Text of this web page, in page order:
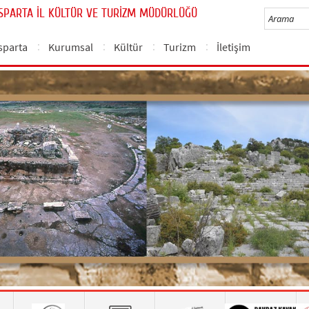
İL KÜLTÜR VE TURİZM MÜDÜRLÜĞÜ
Kurumsal Kültür Turizm İletişim